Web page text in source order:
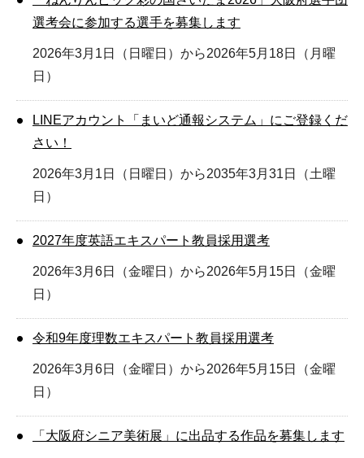
選考会に参加する選手を募集します
2026年3月1日（日曜日）から2026年5月18日（月曜
日）
LINEアカウント「まいど通報システム」にご登録くだ
さい！
2026年3月1日（日曜日）から2035年3月31日（土曜
日）
2027年度英語エキスパート教員採用選考
2026年3月6日（金曜日）から2026年5月15日（金曜
日）
令和9年度理数エキスパート教員採用選考
2026年3月6日（金曜日）から2026年5月15日（金曜
日）
「大阪府シニア美術展」に出品する作品を募集します